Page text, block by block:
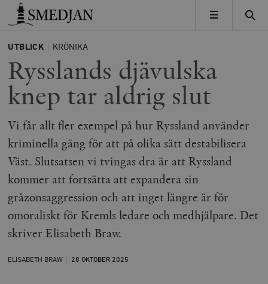
Timbro
MENY
UTBLICK KRÖNIKA
Rysslands djävulska
knep tar aldrig slut
Vi får allt fler exempel på hur Ryssland använder
kriminella gäng för att på olika sätt destabilisera
Väst. Slutsatsen vi tvingas dra är att Ryssland
kommer att fortsätta att expandera sin
gråzonsaggression och att inget längre är för
omoraliskt för Kremls ledare och medhjälpare. Det
skriver Elisabeth Braw.
ELISABETH BRAW 28 OKTOBER 2025